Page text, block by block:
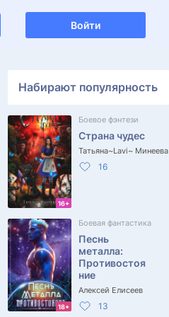
Войти
Набирают популярность
16+
Боевое фэнтези
Страна чудес
Татьяна~Lavi~ Минеева
16
18+
Боевая фантастика
Песнь
металла:
Противостоя
ние
Алексей Елисеев
13